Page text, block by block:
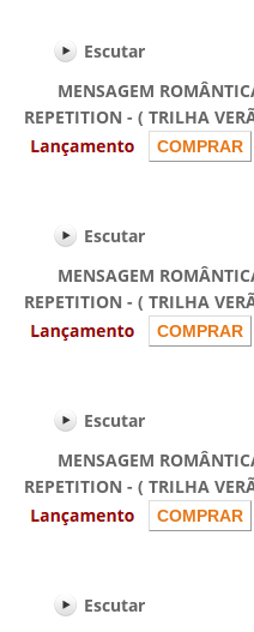
Escutar
MENSAGEM
REPETITION - ( TRILHA
Escutar
MENSAGEM
REPETITION - ( TRILHA
Escutar
MENSAGEM
REPETITION - ( TRILHA
Escutar